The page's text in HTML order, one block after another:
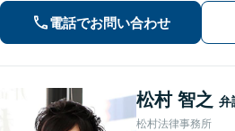
権回収
事件な
電話でお問い合わせ
松村 智之 弁
松村法律事務所